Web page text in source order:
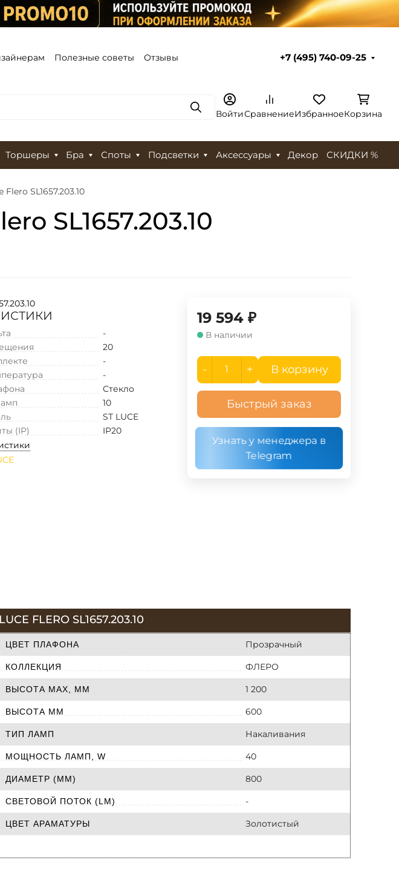
Полезные советы Отзывы +7 (495) 740-09-25
ПоискВойтиСравнениеИзбранноеКорзина
Торшеры Бра Споты Подсветки Аксессуары Декор СКИДКИ %
SL1657.203.10
SL1657.203.10
-
20
-
-
Стекло
10
ST LUCE
(IP)
IP20
19 594 ₽
В наличии
- + В корзину
Быстрый заказ
Узнать у менеджера в
Telegram
FLERO SL1657.203.10
ЦВЕТ ПЛАФОНА Прозрачный
КОЛЛЕКЦИЯ ФЛЕРО
ВЫСОТА MAX, ММ 1 200
ВЫСОТА ММ 600
ТИП ЛАМП Накаливания
МОЩНОСТЬ ЛАМП, W 40
ДИАМЕТР (ММ) 800
СВЕТОВОЙ ПОТОК (LM) -
ЦВЕТ АРАМАТУРЫ Золотистый